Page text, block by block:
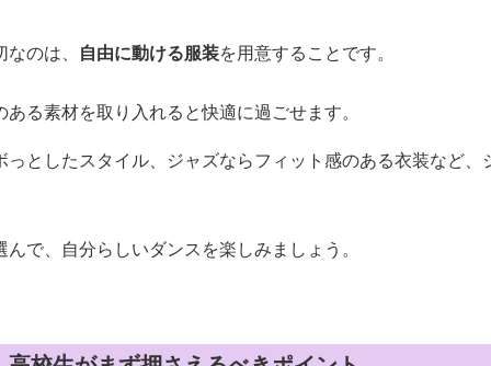
のは、 自由に動ける服装を用意することです。
る素材を取り入れると快適に過ごせます。
としたスタイル、ジャズならフィット感のある衣装など
で、自分らしいダンスを楽しみましょう。